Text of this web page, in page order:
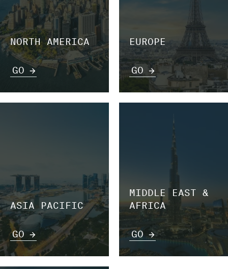
NORTH AMERICA
GO
EUROPE
GO
ASIA PACIFIC
GO
MIDDLE EAST &
AFRICA
GO